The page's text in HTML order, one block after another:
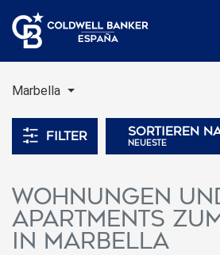
Marbella
Filter Sortieren
neueste
Wohnungen und
Apartments
in Marbella